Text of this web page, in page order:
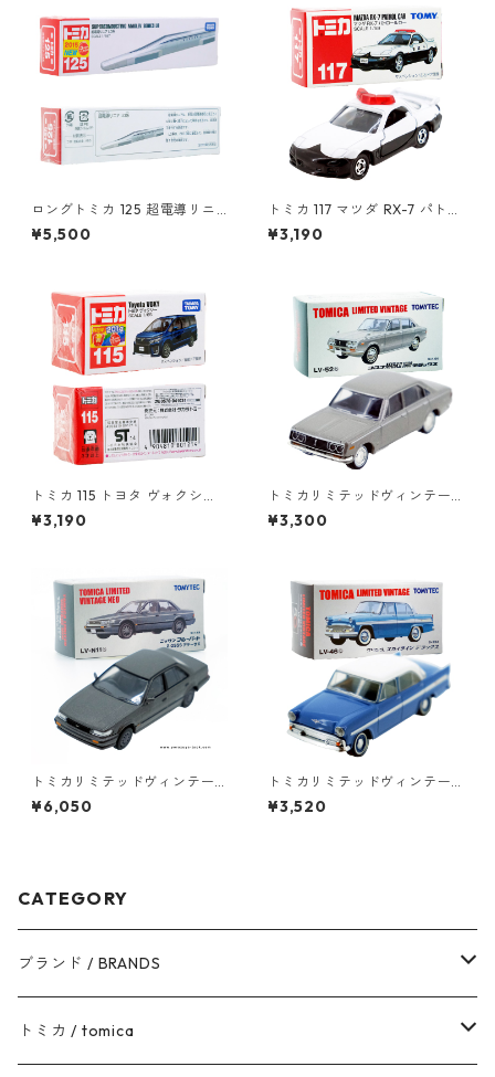
ロングトミカ 125 超電導リニ
ア L0系 #10824619
¥5,500
トミカ 117 マツダ RX-7 パトロ
ールカー #10563471
¥3,190
トミカ 115 トヨタ ヴォクシー
#10801214
¥3,190
トミカリミテッドヴィンテー
ジ LV-52b コロナ MARKⅡ 19
00 デラックス #10213451
¥3,300
トミカリミテッドヴィンテー
ジネオ LV-N11b ニッサン ブル
ーバード 2.0SSS アテーサX #1
¥6,050
トミカリミテッドヴィンテー
ジ LV-46b プリンス スカイラ
イン デラックス #10212751
¥3,520
CATEGORY
ブランド / BRANDS
トヨタ / TOYOTA
トミカ / tomica